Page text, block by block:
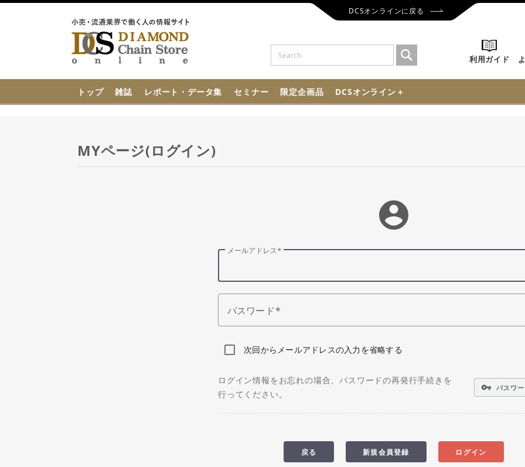
DCSオンラインに戻る
利用ガイド
トップ 雑誌 レポート・データ集 セミナー 限定企画品 DCSオンライン＋
MYページ(ログイン)
account_circle
メールアドレス
パスワード
次回からメールアドレスの入力を省略する
ログイン情報をお忘れの場合、パスワードの再発行手続きを
行ってください。
vpn_key パスワ
ログイン
新規会員登録
戻る